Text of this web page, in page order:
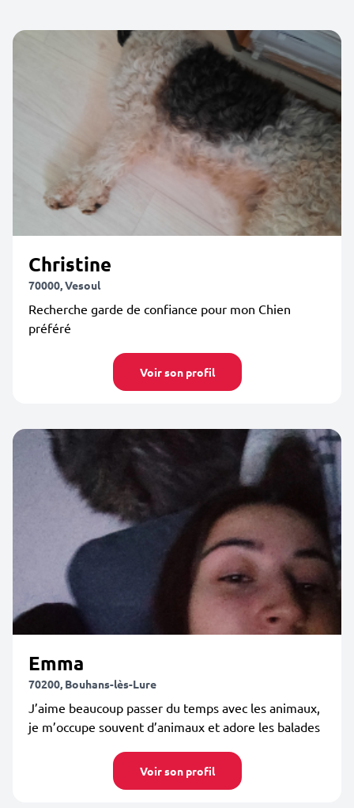
Christine
70000, Vesoul
Recherche garde de confiance pour mon Chien
préféré
Voir son profil
Emma
70200, Bouhans-lès-Lure
J’aime beaucoup passer du temps avec les animaux,
je m’occupe souvent d’animaux et adore les balades
Voir son profil